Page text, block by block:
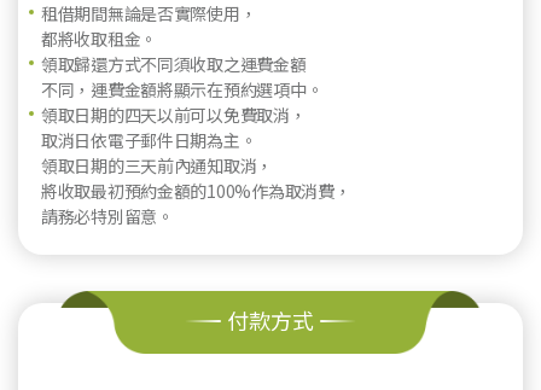
租借期間無論是否實際使用，
都將收取租金。
領取歸還方式不同須收取之運費金額
不同，運費金額將顯示在預約選項中。
領取日期的四天以前可以免費取消，
取消日依電子郵件日期為主。
領取日期的三天前內通知取消，
將收取最初預約金額的100%作為取消費，
請務必特別留意。
付款方式